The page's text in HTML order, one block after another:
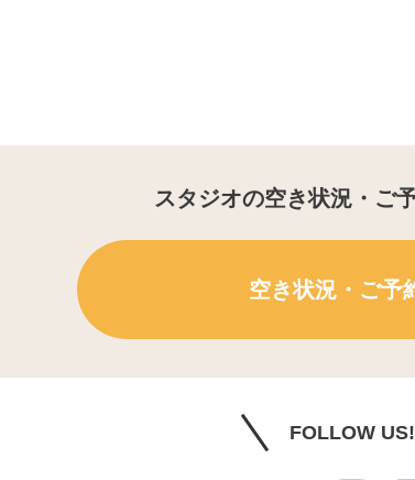
スタジオの空き状況・ご
空き状況・ご予
FOLLOW US!